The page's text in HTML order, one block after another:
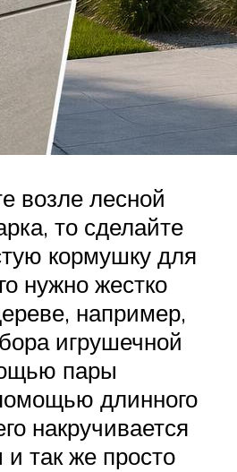
возле лесной
то сделайте
кормушку для
нужно жестко
например,
игрушечной
пары
длинного
накручивается
и так же просто